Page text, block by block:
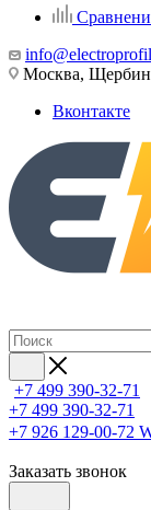
Москва,
Вконтакте
+7 499 390-32-71
+7 499 390-32-71
+7 926 129-00-72
Заказать звонок